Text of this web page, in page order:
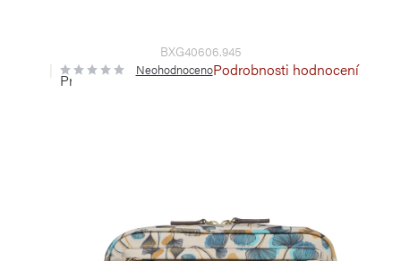
BXG40606.945
Průměrné
hodnocení
NeohodnocenoPodrobnosti hodnocení